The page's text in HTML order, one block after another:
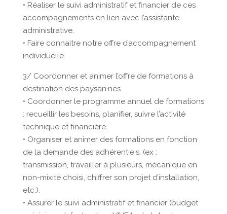
• Réaliser le suivi administratif et financier de ces
accompagnements en lien avec l’assistante
administrative.
• Faire connaitre notre offre d’accompagnement
individuelle.
3/ Coordonner et animer l’offre de formations à
destination des paysan·nes
• Coordonner le programme annuel de formations
: recueillir les besoins, planifier, suivre l’activité
technique et financière.
• Organiser et animer des formations en fonction
de la demande des adhérent·e·s. (ex :
transmission, travailler à plusieurs, mécanique en
non-mixité choisi, chiffrer son projet d’installation,
etc.).
• Assurer le suivi administratif et financier (budget